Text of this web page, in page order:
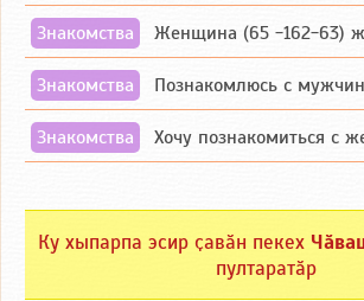
Знакомства Женщина (65 -162-63) желает познакомиться с одиноким,
Знакомства Познакомлюсь с мужчиной любящим танцевать и петь
Знакомства Хочу познакомиться с женщиной до 55 лет чувашской или
Ку хыпарпа эсир ҫавӑн пекех
пултаратӑр